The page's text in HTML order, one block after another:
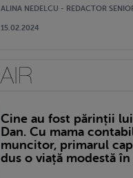
ALINA NEDELCU - REDACTOR
15.02.2024
Cine au fost părinții
Dan. Cu mama
muncitor, primarul
dus o viață modestă în